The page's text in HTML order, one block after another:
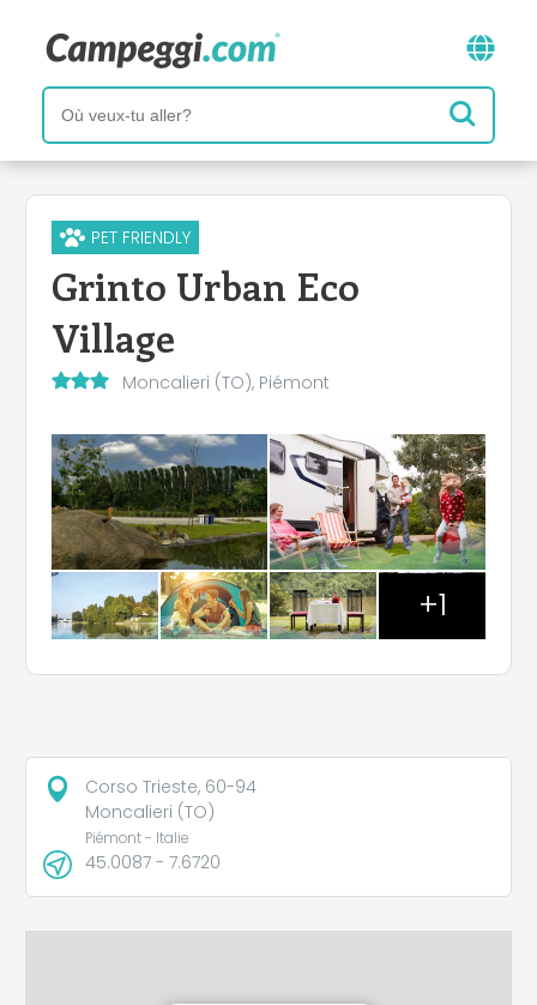
PET FRIENDLY
Grinto Urban Eco
Village
Moncalieri (TO), Piémont
+1
Corso Trieste, 60-94
Moncalieri (TO)
Piémont - Italie
45.0087 - 7.6720